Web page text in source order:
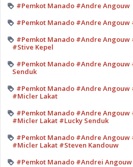
#Pemkot Manado #Andre Angouw
#Pemkot Manado #Andre Angouw
#Pemkot Manado #Andre Angouw
#Stive Kepel
#Pemkot Manado #Andre Angouw
Senduk
#Pemkot Manado #Andre Angouw
#Micler Lakat
#Pemkot Manado #Andre Angouw
#Micler Lakat #Lucky Senduk
#Pemkot Manado #Andre Angouw
#Micler Lakat #Steven Kandouw
#Pemkot Manado #Andrei Angouw